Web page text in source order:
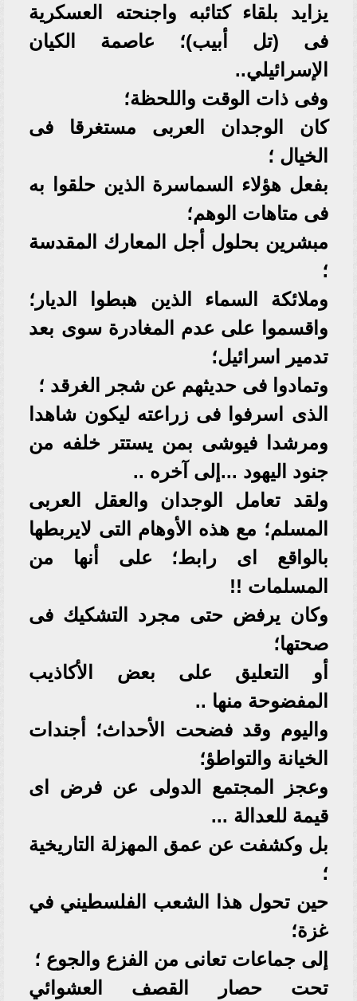
يزايد بلقاء كتائبه واجنحته العسكرية
فى (تل أبيب)؛ عاصمة الكيان
الإسرائيلي..
وفى ذات الوقت واللحظة؛
كان الوجدان العربى مستغرقا فى
الخيال ؛
بفعل هؤلاء السماسرة الذين حلقوا به
فى متاهات الوهم؛
مبشرين بحلول أجل المعارك المقدسة
؛
وملائكة السماء الذين هبطوا الديار؛
واقسموا على عدم المغادرة سوى بعد
تدمير اسرائيل؛
وتمادوا فى حديثهم عن شجر الغرقد ؛
الذى اسرفوا فى زراعته ليكون شاهدا
ومرشدا فيوشى بمن يستتر خلفه من
جنود اليهود ...إلى آخره ..
ولقد تعامل الوجدان والعقل العربى
المسلم؛ مع هذه الأوهام التى لايربطها
بالواقع اى رابط؛ على أنها من
المسلمات !!
وكان يرفض حتى مجرد التشكيك فى
صحتها؛
أو التعليق على بعض الأكاذيب
المفضوحة منها ..
واليوم وقد فضحت الأحداث؛ أجندات
الخيانة والتواطؤ؛
وعجز المجتمع الدولى عن فرض اى
قيمة للعدالة ...
بل وكشفت عن عمق المهزلة التاريخية
؛
حين تحول هذا الشعب الفلسطيني في
غزة؛
إلى جماعات تعانى من الفزع والجوع ؛
تحت حصار القصف العشوائي